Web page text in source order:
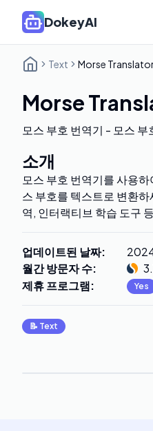
DokeyAI
Text Morse
Morse
모스 부호 번역기 - 모스 부
소개
모스 부호 번역기를 사용
스 부호를 텍스트로 변환
역, 인터랙티브 학습 도구
업데이트된 날짜:
월간 방문자 수:
제휴 프로그램: Yes
📝 Text